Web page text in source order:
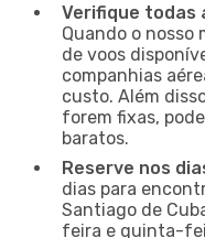
Verifique todas
Quando o nosso
de voos
companhias
custo. Além
forem fixas,
baratos.
Reserve nos
dias para
Santiago de
feira e quinta-